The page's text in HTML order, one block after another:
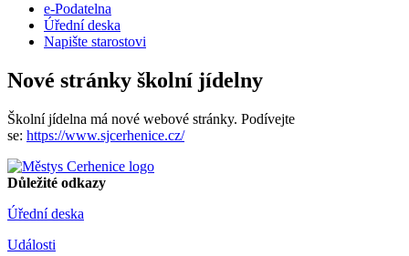
e-Podatelna
Úřední deska
Napište starostovi
Nové stránky školní jídelny
Školní jídelna má nové webové stránky. Podívejte
se: https://www.sjcerhenice.cz/
Důležité odkazy
Úřední deska
Události